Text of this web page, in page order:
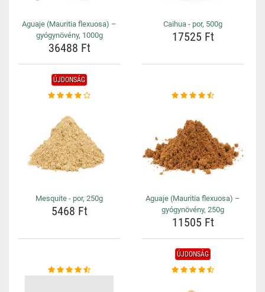
Aguaje (Mauritia flexuosa) –
gyógynövény, 1000g
36488 Ft
Caihua - por, 500g
17525 Ft
ÚJDONSÁG
Mesquite - por, 250g
5468 Ft
Aguaje (Mauritia flexuosa) –
gyógynövény, 250g
11505 Ft
ÚJDONSÁG